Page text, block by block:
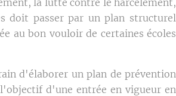
doit passer par un plan structurel
au bon vouloir de certaines écoles
d'élaborer un plan de prévention
d'une entrée en vigueur en